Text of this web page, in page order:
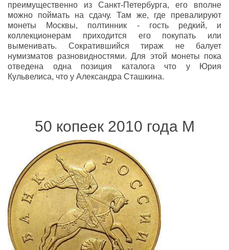
преимущественно из Санкт-Петербурга, его вполне
можно поймать на сдачу. Там же, где превалируют
монеты Москвы, полтинник - гость редкий, и
коллекционерам приходится его покупать или
выменивать. Сократившийся тираж не балует
нумизматов разновидностями. Для этой монеты пока
отведена одна позиция каталога что у Юрия
Кульвелиса, что у Александра Сташкина.
50 копеек 2010 года М